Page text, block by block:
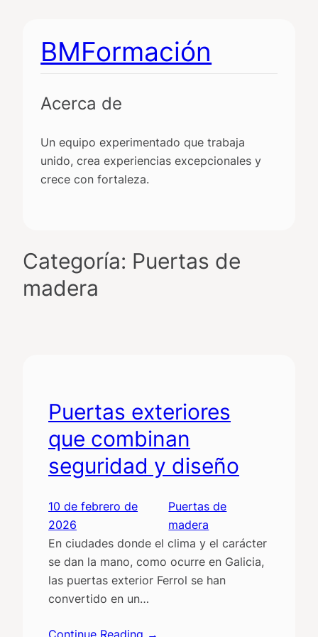
contenido
BMFormación
Acerca de
Un equipo experimentado que trabaja
unido, crea experiencias excepcionales y
crece con fortaleza.
Categoría: Puertas de
madera
Puertas exteriores
que combinan
seguridad y diseño
10 de febrero de
2026
Puertas de
madera
En ciudades donde el clima y el carácter
se dan la mano, como ocurre en Galicia,
las puertas exterior Ferrol se han
convertido en un…
Continue Reading →